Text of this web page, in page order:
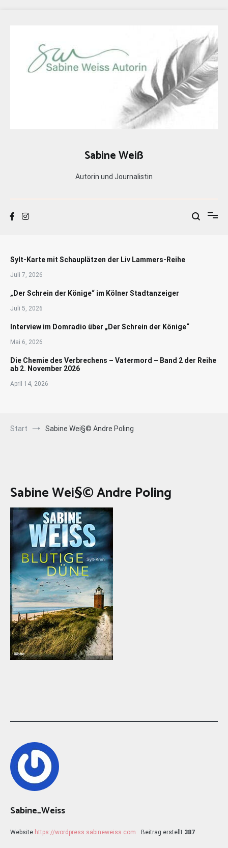
Sabine Weiß
Autorin und Journalistin
Sylt-Karte mit Schauplätzen der Liv Lammers-Reihe
Juli 7, 2026
„Der Schrein der Könige“ im Kölner Stadtanzeiger
Juli 5, 2026
Interview im Domradio über „Der Schrein der Könige“
Mai 6, 2026
Die Chemie des Verbrechens – Vatermord – Band 2 der Reihe
ab 2. November 2026
April 14, 2026
Start Sabine Wei§© Andre Poling
Sabine Wei§© Andre Poling
Sabine_Weiss
Website https://wordpress.sabineweiss.com Beitrag erstellt 387